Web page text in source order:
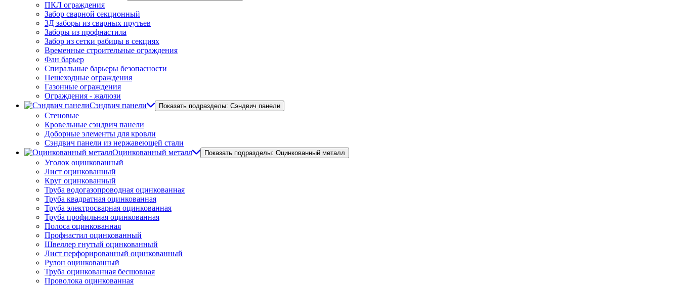
ПКЛ ограждения
Забор сварной секционный
3Д заборы из сварных прутьев
Заборы из профнастила
Забор из сетки рабицы в секциях
Временные строительные ограждения
Фан барьер
Спиральные барьеры безопасности
Пешеходные ограждения
Газонные ограждения
Ограждения - жалюзи
Сэндвич панели
Показать подразделы: Сэндвич панели
Стеновые
Кровельные сэндвич панели
Доборные элементы для кровли
Сэндвич панели из нержавеющей стали
Оцинкованный металл
Показать подразделы: Оцинкованный металл
Уголок оцинкованный
Лист оцинкованный
Круг оцинкованный
Труба водогазопроводная оцинкованная
Труба квадратная оцинкованная
Труба электросварная оцинкованная
Труба профильная оцинкованная
Полоса оцинкованная
Профнастил оцинкованный
Швеллер гнутый оцинкованный
Лист перфорированный оцинкованный
Рулон оцинкованный
Труба оцинкованная бесшовная
Проволока оцинкованная